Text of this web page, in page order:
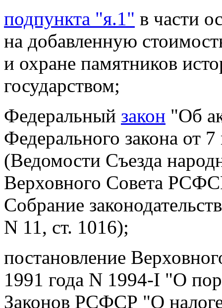
подпункта "я.1" в части
на добавленную
и охране памятников
государством;
Федеральный закон "Об
Федерального закона от
(Ведомости Съезда
Верховного Совета
Собрание
N 11, ст. 1016);
постановление
1991 года N 1994-I "О
Законов РСФСР "О